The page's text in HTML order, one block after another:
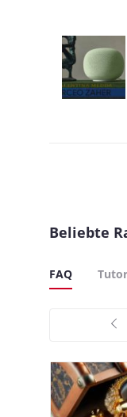
Beliebte
FAQ